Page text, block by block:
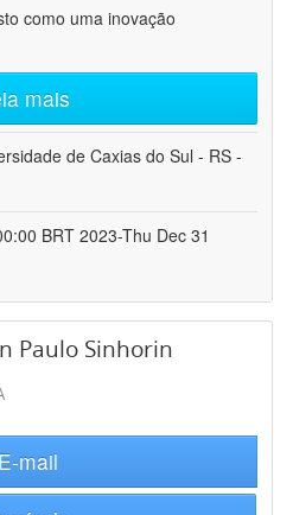
como uma inovação
mais
de Caxias do Sul - RS -
BRT 2023-Thu Dec 31
Paulo Sinhorin
E-mail